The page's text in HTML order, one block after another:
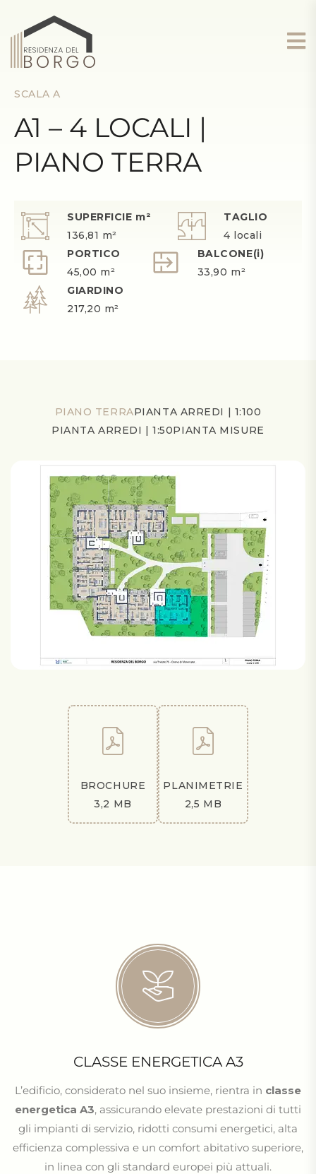
SCALA A
A1 – 4 LOCALI |
PIANO TERRA
SUPERFICIE m²
136,81 m²
TAGLIO
4 locali
PORTICO
45,00 m²
BALCONE(i)
33,90 m²
GIARDINO
217,20 m²
PIANO TERRAPIANTA ARREDI | 1:100
PIANTA ARREDI | 1:50PIANTA MISURE
BROCHURE
3,2 MB
PLANIMETRIE
2,5 MB
CLASSE ENERGETICA A3
L’edificio, considerato nel suo insieme, rientra in classe
energetica A3, assicurando elevate prestazioni di tutti
gli impianti di servizio, ridotti consumi energetici, alta
efficienza complessiva e un comfort abitativo superiore,
in linea con gli standard europei più attuali.